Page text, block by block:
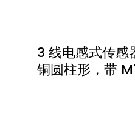
3 线电感式传
铜圆柱形，带